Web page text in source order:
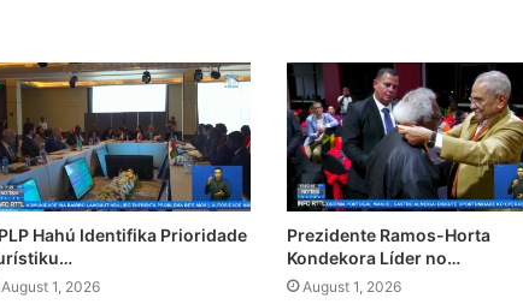
Hahú Identifika Prioridade
August 1, 2026
Prezidente Ramos-Horta
Kondekora Líder no…
August 1, 2026